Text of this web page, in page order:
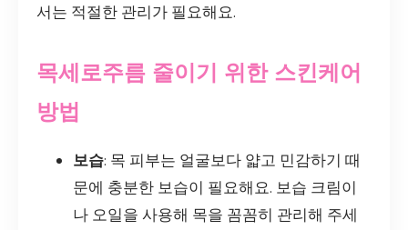
서는 적절한 관리가 필요해요.
목세로주름 줄이기 위한 스킨케어
방법
보습: 목 피부는 얼굴보다 얇고 민감하기 때
문에 충분한 보습이 필요해요. 보습 크림이
나 오일을 사용해 목을 꼼꼼히 관리해 주세